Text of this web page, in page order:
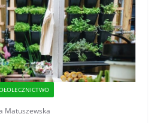
Matuszewska